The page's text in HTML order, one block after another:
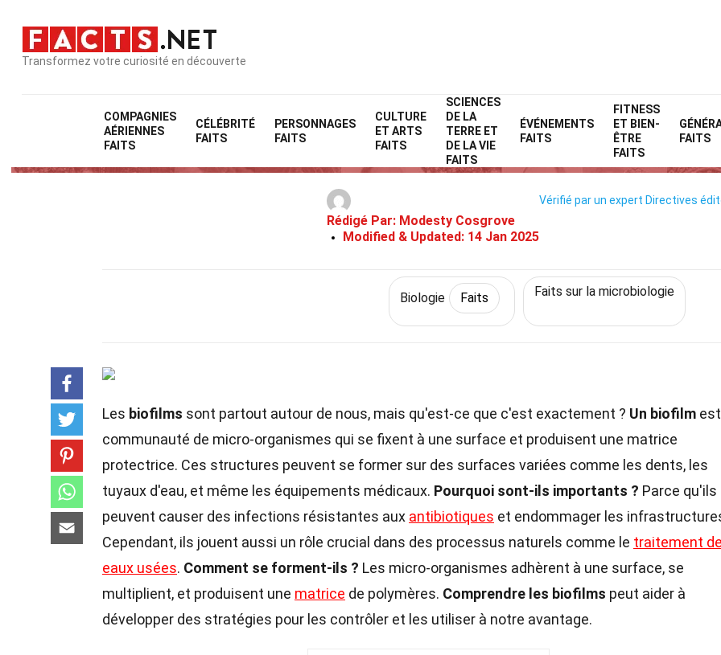
Transformez votre curiosité en découverte
COMPAGNIES
AÉRIENNES
FAITS
CÉLÉBRITÉ
FAITS
PERSONNAGES
FAITS
CULTURE
ET ARTS
FAITS
SCIENCES
DE LA
TERRE ET
DE LA VIE
FAITS
ÉVÉNEMENTS
FAITS
FITNESS
ET BIEN-
ÊTRE
FAITS
FAITS
Home Science BiologieFaits
28 Faits Sur Biofilms
Rédigé Par: Modesty Cosgrove
Modified & Updated: 14 Jan 2025
Vérifié par un expert Directives
Biologie Faits Faits sur la microbiologie
Les biofilms sont partout autour de nous, mais qu'est-ce que c'est exactement ? Un biofilm
communauté de micro-organismes qui se fixent à une surface et produisent une matrice
protectrice. Ces structures peuvent se former sur des surfaces variées comme les dents, les
tuyaux d'eau, et même les équipements médicaux. Pourquoi sont-ils importants ? Parce qu'ils
peuvent causer des infections résistantes aux antibiotiques et endommager les
Cependant, ils jouent aussi un rôle crucial dans des processus naturels comme le traitement
eaux usées. Comment se forment-ils ? Les micro-organismes adhèrent à une surface, se
multiplient, et produisent une matrice de polymères. Comprendre les biofilms peut aider à
développer des stratégies pour les contrôler et les utiliser à notre avantage.